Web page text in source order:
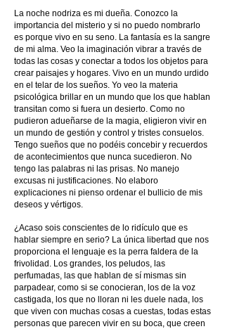
La noche nodriza es mi dueña. Conozco la
importancia del misterio y si no puedo nombrarlo
es porque vivo en su seno. La fantasía es la sangre
de mi alma. Veo la imaginación vibrar a través de
todas las cosas y conectar a todos los objetos para
crear paisajes y hogares. Vivo en un mundo urdido
en el telar de los sueños. Yo veo la materia
psicológica brillar en un mundo que los que hablan
transitan como si fuera un desierto. Como no
pudieron adueñarse de la magia, eligieron vivir en
un mundo de gestión y control y tristes consuelos.
Tengo sueños que no podéis concebir y recuerdos
de acontecimientos que nunca sucedieron. No
tengo las palabras ni las prisas. No manejo
excusas ni justificaciones. No elaboro
explicaciones ni pienso ordenar el bullicio de mis
deseos y vértigos.
¿Acaso sois conscientes de lo ridículo que es
hablar siempre en serio? La única libertad que nos
proporciona el lenguaje es la perra faldera de la
frivolidad. Los grandes, los peludos, las
perfumadas, las que hablan de sí mismas sin
parpadear, como si se conocieran, los de la voz
castigada, los que no lloran ni les duele nada, los
que viven con muchas cosas a cuestas, todas estas
personas que parecen vivir en su boca, que creen